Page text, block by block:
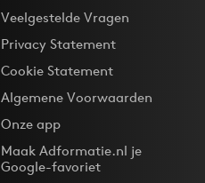
Veelgestelde Vragen
Privacy Statement
Cookie Statement
Algemene Voorwaarden
Onze app
Maak Adformatie.nl je
Google-favoriet